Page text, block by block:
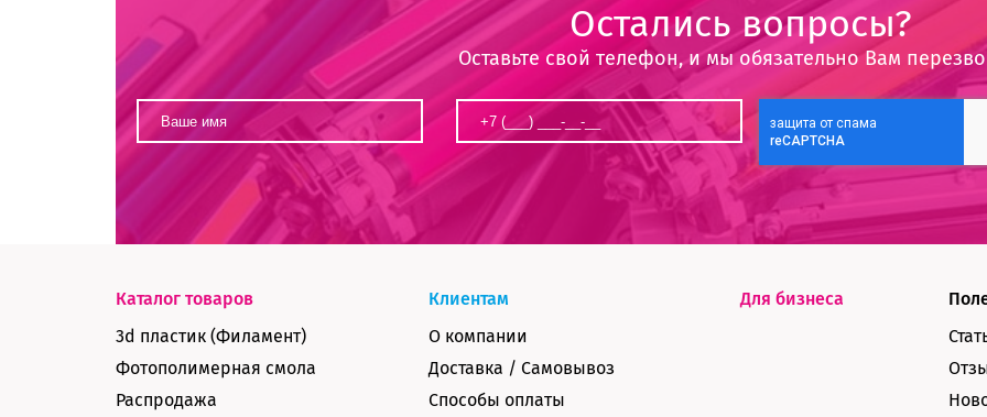
Остались вопросы?
Оставьте свой телефон, и мы обязательно Вам
Каталог товаров
3d пластик (Филамент)
Фотополимерная смола
Распродажа
Клиентам
О компании
Доставка / Самовывоз
Способы оплаты
Для бизнеса